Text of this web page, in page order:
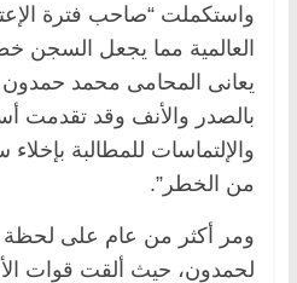
واستكملت “صاحب فترة
العالمية مما يجعل السجن
يعانى المحامى محمد
بالصدر والأنف وقد تقدمت
والإلتماسات للمطالبة
من الخطر”.
ومر أكثر من عام على لحظة
لحمدون، حيث ألقت قوات